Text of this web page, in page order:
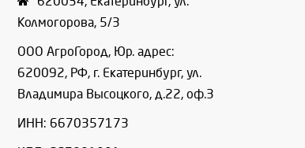
Колмогорова, 5/3
ООО АгроГород, Юр. адрес:
620092, РФ, г. Екатеринбург, ул.
Владимира Высоцкого, д.22, оф.3
ИНН: 6670357173